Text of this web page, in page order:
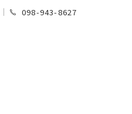
098-943-8627